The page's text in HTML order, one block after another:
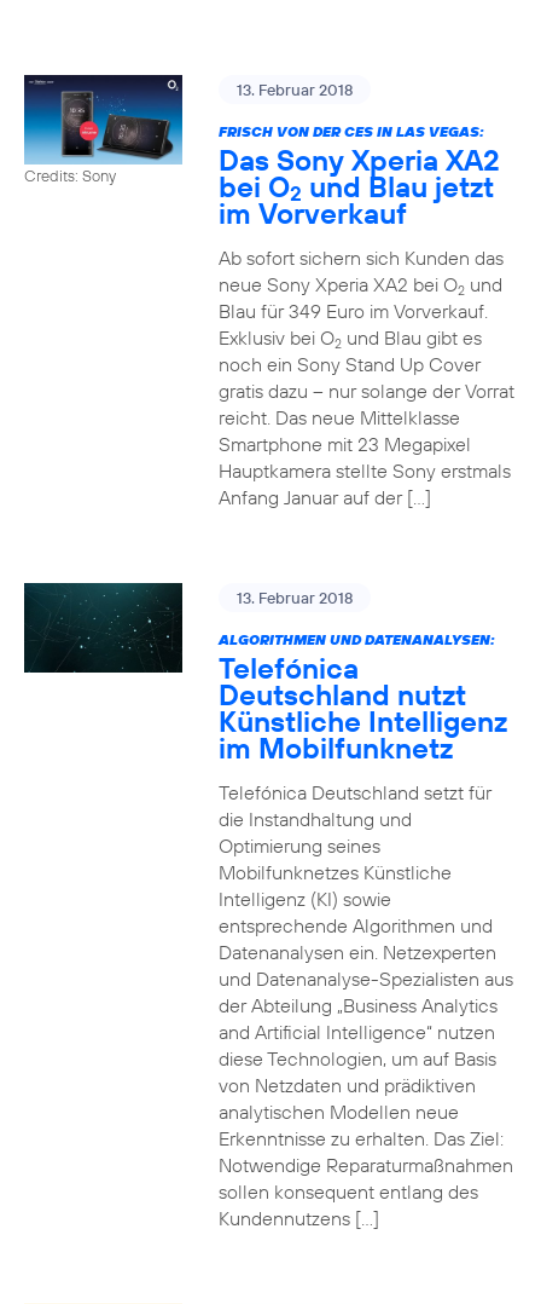
Credits: Sony
13. Februar 2018
FRISCH VON DER CES IN LAS VEGAS:
Das Sony Xperia XA2
bei O2 und Blau jetzt
im Vorverkauf
Ab sofort sichern sich Kunden das
neue Sony Xperia XA2 bei O2und
Blau für 349 Euro im Vorverkauf.
Exklusiv bei O2und Blau gibt es
noch ein Sony Stand Up Cover
gratis dazu – nur solange der Vorrat
reicht. Das neue Mittelklasse
Smartphone mit 23 Megapixel
Hauptkamera stellte Sony erstmals
Anfang Januar auf der […]
13. Februar 2018
ALGORITHMEN UND DATENANALYSEN:
Telefónica
Deutschland nutzt
Künstliche Intelligenz
im Mobilfunknetz
Telefónica Deutschland setzt für
die Instandhaltung und
Optimierung seines
Mobilfunknetzes Künstliche
Intelligenz (KI) sowie
entsprechende Algorithmen und
Datenanalysen ein. Netzexperten
und Datenanalyse-Spezialisten aus
der Abteilung „Business Analytics
and Artificial Intelligence“ nutzen
diese Technologien, um auf Basis
von Netzdaten und prädiktiven
analytischen Modellen neue
Erkenntnisse zu erhalten. Das Ziel:
Notwendige Reparaturmaßnahmen
sollen konsequent entlang des
Kundennutzens […]